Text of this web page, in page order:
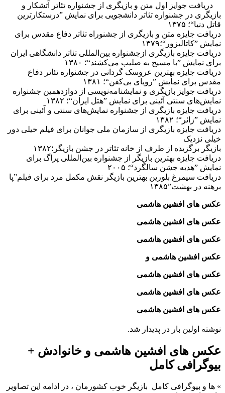
دریافت جوایز اول متن و بازیگری از جشنواره تئاتر آتشکار و
بازیگری در جشنواره تئاتر دانشجویی برای نمایش ”درستکارترین
قاتل دنیا“؛ ۱۳۷۵
دریافت جایزه متن و بازیگری از جشنوراه تئاتر دفاع مقدس برای
نمایش ”کاتالیزور“؛۱۳۷۹
دریافت جایزه بازیگری ازجشنواره بین‌المللی تئاتر دانشگاهی ایران
برای نمایش ”با مسیح به صلیب می‌کشند“؛ ۱۳۸۰
دریافت جایزه بهترین عروسک گردانی در جشنواره تئاتر دفاع
مقدس برای نمایش ”رویای بی‌کفن“؛ ۱۳۸۱
دریافت جوایز بازیگری و نمایشنامه‌نویسی از دوازدهمین جشنواره
نمایش‌های سنتی آئینی برای نمایش ”هتل ایران“؛ ۱۳۸۲
دریافت جایزه بازیگری از جشنواره نمایش‌های سنتی و آئینی برای
نمایش ”زائر“؛ ۱۳۸۲
دریافت جایزه بازیگری از سازمان ملی جوانان برای فیلم خیلی دور
خیلی نزدیک
بازیگر برگزیده از طرف از خانه تئاتر در جشن بازیگر؛۱۳۸۲
دریافت جایزه بهترین بازیگر از جشنواره بین‌المللی پراگ برای
نمایش ”هدیه جشن سالگرد“؛ ۲۰۰۵
دریافت سیمرغ بلورین بهترین بازیگر نقش مکمل مرد برای فیلم”پا
برهنه در بهشت”۱۳۸۵
عکس های افشین هاشمی
عکس های افشین هاشمی
عکس های افشین هاشمی
عکس افشین هاشمی و
عکس های افشین هاشمی
عکس های افشین هاشمی
عکس های افشین هاشمی
نوشته اولین بار در پدیدار شد.
عکس های افشین هاشمی و خانوادش +
بیوگرافی کامل
» ها و بیوگرافی کامل بازیگر خوب کشورمان ، در ادامه این تصاویر